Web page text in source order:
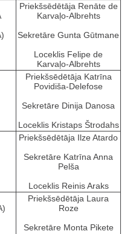
Priekšsēdētāja Renāte de
Karvaļo-Albrehts
Sekretāre Gunta Gūtmane
Loceklis Felipe de
Karvaļo-Albrehts
Priekšsēdētāja Katrīna
Povidiša-Delefose
Sekretāre Dinija Danosa
Loceklis Kristaps Štrodahs
Priekšsēdētāja Ilze Atardo
Sekretāre Katrīna Anna
Pelša
Loceklis Reinis Araks
Priekšsēdētāja Laura
Roze
Sekretāre Monta Pikete